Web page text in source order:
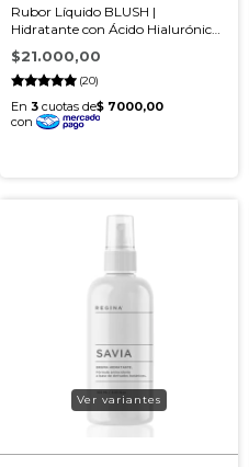
Rubor Líquido BLUSH |
Hidratante con Ácido Hialurónico
y Vitamina E
(20)
$21.000,00
Ver variantes